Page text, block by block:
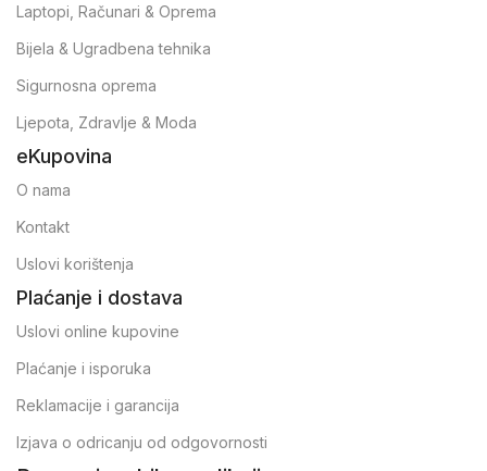
Laptopi, Računari & Oprema
Bijela & Ugradbena tehnika
Sigurnosna oprema
Ljepota, Zdravlje & Moda
eKupovina
O nama
Kontakt
Uslovi korištenja
Plaćanje i dostava
Uslovi online kupovine
Plaćanje i isporuka
Reklamacije i garancija
Izjava o odricanju od odgovornosti